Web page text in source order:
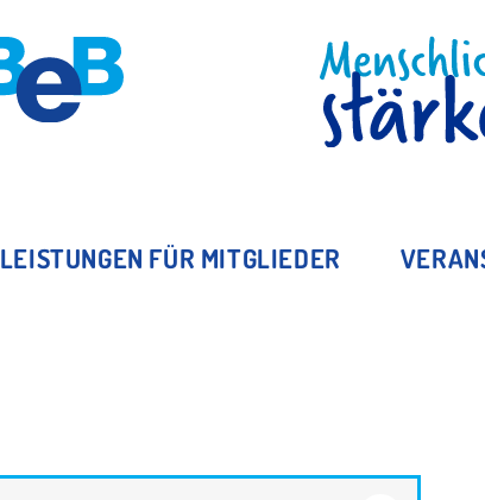
MITGLIED
LEISTUNGEN FÜR MITGLIEDER